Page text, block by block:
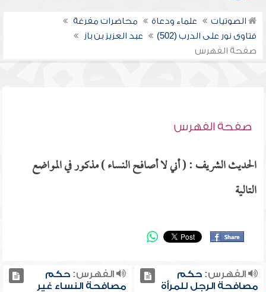
الصوتيات علماء ودعاة
محاضرات مفرغة
فتاوى نور على الدرب (502)
عبد العزيز بن باز
صفحة الفهرس
صفحة الفهرس
الحديث الشريف : ( أني لا أصافح النساء ) مذكور في المواضع
التالية
الفهرس:حكم
مصافحة الرجل للمرأة
الفهرس:حكم
مصافحة النساء غير